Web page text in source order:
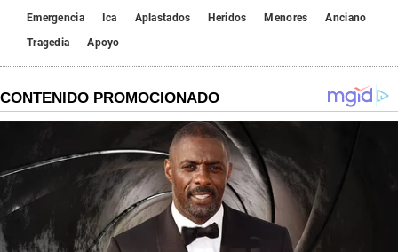
Emergencia Ica Aplastados Heridos Menores
Anciano
Tragedia
Apoyo